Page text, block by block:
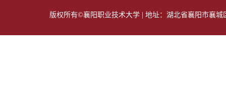
版权所有©襄阳职业技术大学 | 地址：湖北省襄阳市襄